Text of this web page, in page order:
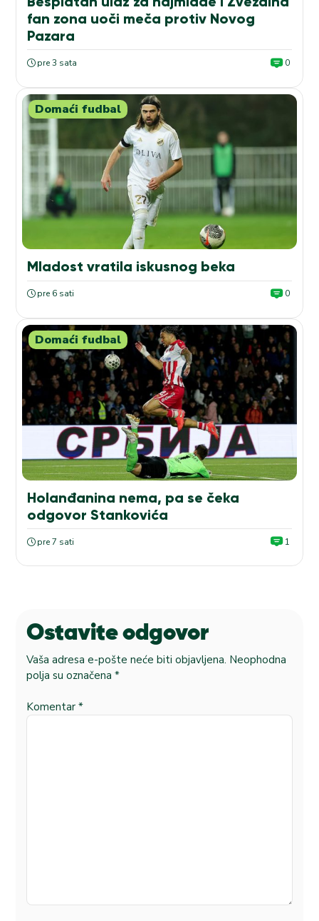
fan zona uoči meča protiv Novog
Pazara
pre 3 sata 0
Domaći fudbal
Mladost vratila iskusnog beka
pre 6 sati 0
Domaći fudbal
Holanđanina nema, pa se čeka
odgovor Stankovića
pre 7 sati 1
Ostavite odgovor
Vaša adresa e-pošte neće biti objavljena. Neophodna
polja su označena *
Komentar *